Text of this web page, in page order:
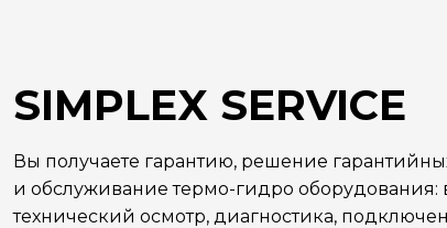
SIMPLEX SERVICE
Вы получаете гарантию, решение
и обслуживание термо-гидро оборудования:
технический осмотр, диагностика,